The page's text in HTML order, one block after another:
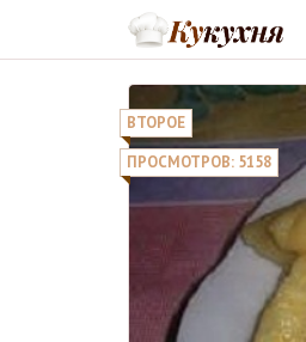
ВТОРОЕ
ПРОСМОТРОВ: 5158